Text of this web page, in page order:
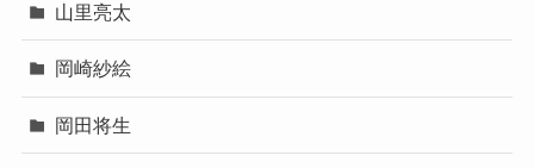
山里亮太
岡崎紗絵
岡田将生